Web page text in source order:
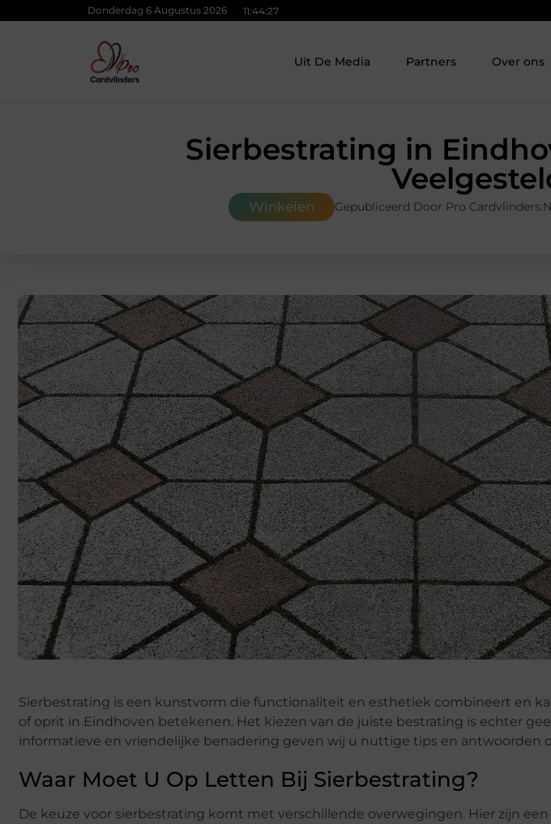
Donderdag 6 Augustus 2026 11:44:29
Uit De Media Partners Over ons
Sierbestrating in
Winkelen Gepubliceerd Door Pro Cardvlinders.nl
Sierbestrating is een kunstvorm die functionaliteit en esthetiek combineert en
of oprit in Eindhoven betekenen. Het kiezen van de juiste bestrating is echter
informatieve en vriendelijke benadering geven wij u nuttige tips en antwoorden
Waar Moet U Op Letten Bij Sierbestrating?
De keuze voor sierbestrating komt met verschillende overwegingen. Hier zijn